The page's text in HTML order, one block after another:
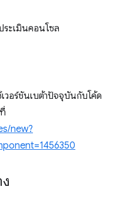
ระเมินคอนโซล
เวอร์ชันเบต้าปัจจุบันกับโค้ด
new?